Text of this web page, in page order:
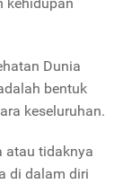
Dunia
bentuk
keseluruhan.
atau tidaknya
di dalam diri